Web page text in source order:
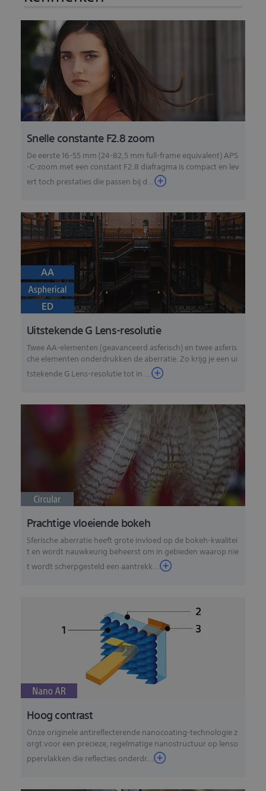
Snelle constante F2.8 zoom
De eerste 16-55 mm (24-82,5 mm full-frame equivalent) APS
-C-zoom met een constant F2.8 diafragma is compact en lev
ert toch prestaties die passen bij d...
Uitstekende G Lens-resolutie
Twee AA-elementen (geavanceerd asferisch) en twee asferis
che elementen onderdrukken de aberratie. Zo krijg je een ui
tstekende G Lens-resolutie tot in ...
Prachtige vloeiende bokeh
Sferische aberratie heeft grote invloed op de bokeh-kwalitei
t en wordt nauwkeurig beheerst om in gebieden waarop nie
t wordt scherpgesteld een aantrekk...
Hoog contrast
Onze originele antireflecterende nanocoating-technologie z
orgt voor een precieze, regelmatige nanostructuur op lenso
ppervlakken die reflecties onderdr...